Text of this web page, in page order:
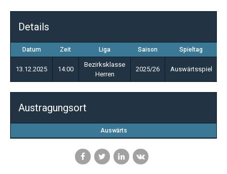
Details
Datum Zeit Liga Saison Spieltag
13.12.2025 14:00
Bezirksklasse
Herren
2025/26 Auswärtsspiel
Austragungsort
Auswärts